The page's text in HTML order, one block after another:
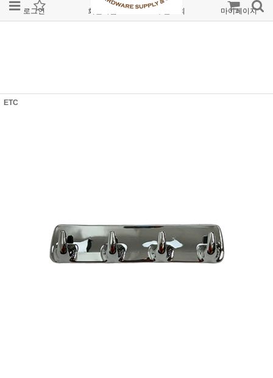
로그인 회원가입 주문조회 마이페이지
ETC